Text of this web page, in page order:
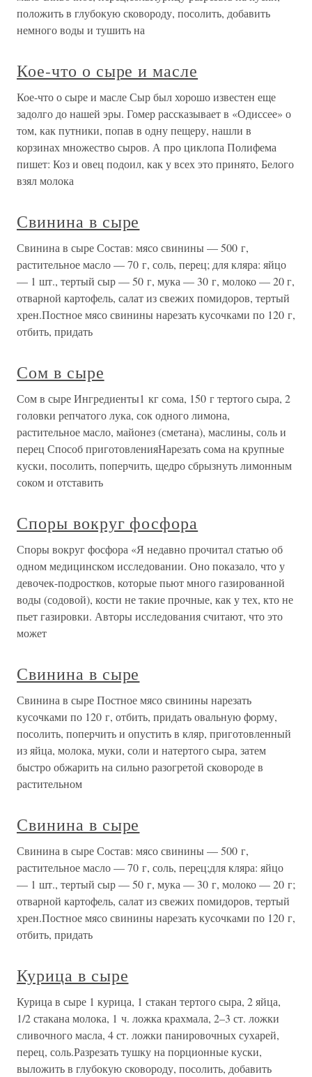
положить в глубокую сковороду, посолить, добавить
немного воды и тушить на
Кое-что о сыре и масле
Кое-что о сыре и масле Сыр был хорошо известен еще
задолго до нашей эры. Гомер рассказывает в «Одиссее» о
том, как путники, попав в одну пещеру, нашли в
корзинах множество сыров. А про циклопа Полифема
пишет: Коз и овец подоил, как у всех это принято, Белого
взял молока
Свинина в сыре
Свинина в сыре Состав: мясо свинины — 500 г,
растительное масло — 70 г, соль, перец; для кляра: яйцо
— 1 шт., тертый сыр — 50 г, мука — 30 г, молоко — 20 г,
отварной картофель, салат из свежих помидоров, тертый
хрен.Постное мясо свинины нарезать кусочками по 120 г,
отбить, придать
Сом в сыре
Сом в сыре Ингредиенты1 кг сома, 150 г тертого сыра, 2
головки репчатого лука, сок одного лимона,
растительное масло, майонез (сметана), маслины, соль и
перец Способ приготовленияНарезать сома на крупные
куски, посолить, поперчить, щедро сбрызнуть лимонным
соком и отставить
Споры вокруг фосфора
Споры вокруг фосфора «Я недавно прочитал статью об
одном медицинском исследовании. Оно показало, что у
девочек-подростков, которые пьют много газированной
воды (содовой), кости не такие прочные, как у тех, кто не
пьет газировки. Авторы исследования считают, что это
может
Свинина в сыре
Свинина в сыре Постное мясо свинины нарезать
кусочками по 120 г, отбить, придать овальную форму,
посолить, поперчить и опустить в кляр, приготовленный
из яйца, молока, муки, соли и натертого сыра, затем
быстро обжарить на сильно разогретой сковороде в
растительном
Свинина в сыре
Свинина в сыре Состав: мясо свинины — 500 г,
растительное масло — 70 г, соль, перец;для кляра: яйцо
— 1 шт., тертый сыр — 50 г, мука — 30 г, молоко — 20 г;
отварной картофель, салат из свежих помидоров, тертый
хрен.Постное мясо свинины нарезать кусочками по 120 г,
отбить, придать
Курица в сыре
Курица в сыре 1 курица, 1 стакан тертого сыра, 2 яйца,
1/2 стакана молока, 1 ч. ложка крахмала, 2–3 ст. ложки
сливочного масла, 4 ст. ложки панировочных сухарей,
перец, соль.Разрезать тушку на порционные куски,
выложить в глубокую сковороду, посолить, добавить